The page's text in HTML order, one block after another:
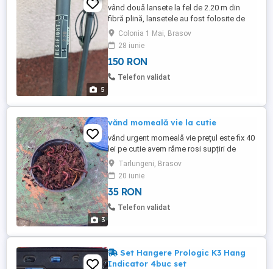
5
vând două lansete la fel de 2.20 m din
fibră plină, lansetele au fost folosite de
două ori sunt ca și noi și se dau fără
mulinete prețul este de 150 de lei fiecare!
pt detalii îmi puteți lăsa mesaj!
Colonia 1 Mai, Brasov
28 iunie
150 RON
Telefon validat
3
vănd momeală vie la cutie
vănd urgent momeală vie prețul este fix 40
lei pe cutie avem răme rosi supțiri de
bălegar avem si viermusi proaspăt la 35 lei
pe cutie doar cu ridicare personal din
județul Brașov comuna Tărlungeni
Tarlungeni, Brasov
20 iunie
35 RON
Telefon validat
Set Hangere Prologic K3 Hang
Indicator 4buc set